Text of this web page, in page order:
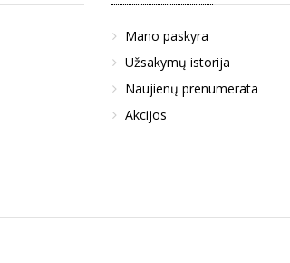
Mano paskyra
Užsakymų istorija
Naujienų prenumerata
Akcijos